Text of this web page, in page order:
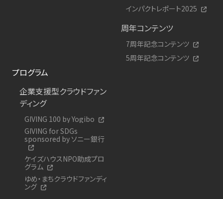
インパクトレポート2025
周年コンテンツ
7周年記念コンテンツ
5周年記念コンテンツ
プログラム
企業支援型クラウドファン
ディング
GIVING 100 by Yogibo
GIVING for SDGs
sponsored by ソニー銀行
ケイズハウスNPO助成プロ
グラム
ゆめ・まちクラウドファンディ
ング